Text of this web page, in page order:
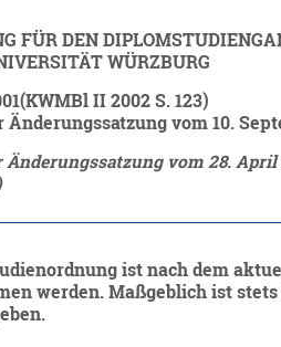
FÜR DEN
WÜRZBURG
II 2002 S. 123)
Änderungssatzung vom 10.
Änderungssatzung vom 28. April
ist nach dem
werden. Maßgeblich ist